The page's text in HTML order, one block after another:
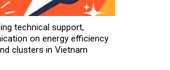
technical support,
on energy efficiency
clusters in Vietnam